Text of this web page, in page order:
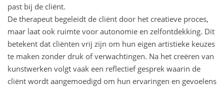
past bij de cliënt.
De therapeut begeleidt de cliënt door het creatieve proces,
maar laat ook ruimte voor autonomie en zelfontdekking. Dit
betekent dat cliënten vrij zijn om hun eigen artistieke keuzes
te maken zonder druk of verwachtingen. Na het creëren van
kunstwerken volgt vaak een reflectief gesprek waarin de
cliënt wordt aangemoedigd om hun ervaringen en gevoelens